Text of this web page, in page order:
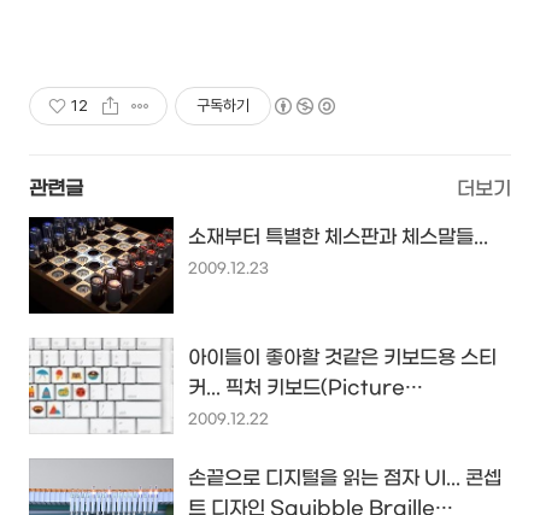
12 구독하기
관련글 더보기
소재부터 특별한 체스판과 체스말들...
2009.12.23
아이들이 좋아할 것같은 키보드용 스티
커... 픽처 키보드(Picture
Keyboard)
2009.12.22
손끝으로 디지털을 읽는 점자 UI... 콘셉
트 디자인 Squibble Braille